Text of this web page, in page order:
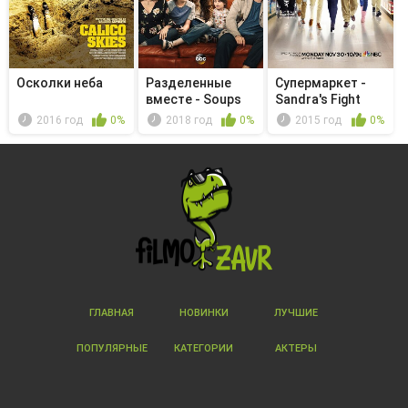
Осколки неба
2016 год 0%
Разделенные
вместе - Soups
Jealous
2018 год 0%
Супермаркет -
Sandra's Fight
2015 год 0%
ГЛАВНАЯ НОВИНКИ ЛУЧШИЕ
ПОПУЛЯРНЫЕ КАТЕГОРИИ АКТЕРЫ